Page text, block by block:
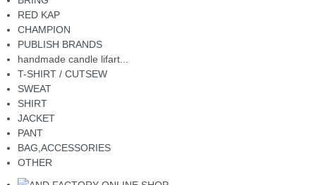
RED KAP
CHAMPION
PUBLISH BRANDS
handmade candle lifart...
T-SHIRT / CUTSEW
SWEAT
SHIRT
JACKET
PANT
BAG,ACCESSORIES
OTHER